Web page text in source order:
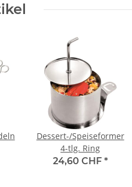
Dessert-/Speiseformer
4-tlg. Ring
24,60 CHF *